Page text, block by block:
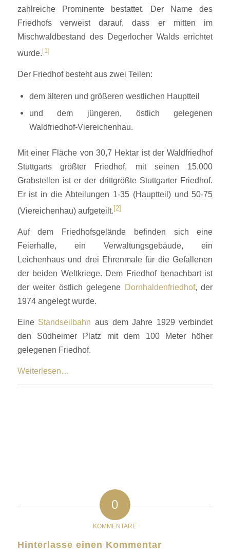
zahlreiche Prominente bestattet. Der Name des
Friedhofs verweist darauf, dass er mitten im
Mischwaldbestand des Degerlocher Walds errichtet
wurde.[1]
Der Friedhof besteht aus zwei Teilen:
dem älteren und größeren westlichen Hauptteil
und dem jüngeren, östlich gelegenen
Waldfriedhof-Viereichenhau.
Mit einer Fläche von 30,7 Hektar ist der Waldfriedhof
Stuttgarts größter Friedhof, mit seinen 15.000
Grabstellen ist er der drittgrößte Stuttgarter Friedhof.
Er ist in die Abteilungen 1-35 (Hauptteil) und 50-75
(Viereichenhau) aufgeteilt. [2]
Auf dem Friedhofsgelände befinden sich eine
Feierhalle, ein Verwaltungsgebäude, ein
Leichenhaus und drei Ehrenmale für die Gefallenen
der beiden Weltkriege. Dem Friedhof benachbart ist
der weiter östlich gelegene Dornhaldenfriedhof, der
1974 angelegt wurde.
Eine Standseilbahn aus dem Jahre 1929 verbindet
den Südheimer Platz mit dem 100 Meter höher
gelegenen Friedhof.
Weiterlesen…
0
KOMMENTARE
Hinterlasse einen Kommentar